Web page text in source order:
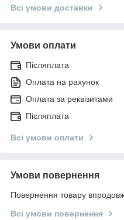
Всі умови доставки
Умови оплати
Післяплата
Оплата на рахунок
Оплата за реквізитами
Післяплата
Всі умови оплати
Умови повернення
Повернення товару
Всі умови повернення